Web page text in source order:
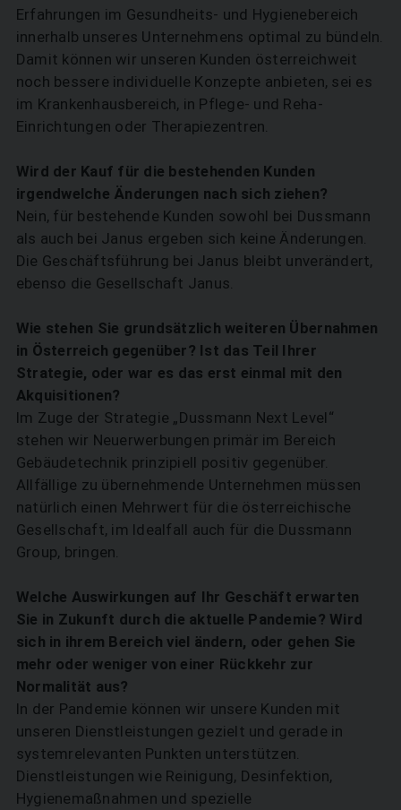
Erfahrungen im Gesundheits- und Hygienebereich
innerhalb unseres Unternehmens optimal zu bündeln.
Damit können wir unseren Kunden österreichweit
noch bessere individuelle Konzepte anbieten, sei es
im Krankenhausbereich, in Pflege- und Reha-
Einrichtungen oder Therapiezentren.
Wird der Kauf für die bestehenden Kunden
irgendwelche Änderungen nach sich ziehen?
Nein, für bestehende Kunden sowohl bei Dussmann
als auch bei Janus ergeben sich keine Änderungen.
Die Geschäftsführung bei Janus bleibt unverändert,
ebenso die Gesellschaft Janus.
Wie stehen Sie grundsätzlich weiteren Übernahmen
in Österreich gegenüber? Ist das Teil Ihrer
Strategie, oder war es das erst einmal mit den
Akquisitionen?
Im Zuge der Strategie „Dussmann Next Level“
stehen wir Neuerwerbungen primär im Bereich
Gebäudetechnik prinzipiell positiv gegenüber.
Allfällige zu übernehmende Unternehmen müssen
natürlich einen Mehrwert für die österreichische
Gesellschaft, im Idealfall auch für die Dussmann
Group, bringen.
Welche Auswirkungen auf Ihr Geschäft erwarten
Sie in Zukunft durch die aktuelle Pandemie? Wird
sich in ihrem Bereich viel ändern, oder gehen Sie
mehr oder weniger von einer Rückkehr zur
Normalität aus?
In der Pandemie können wir unsere Kunden mit
unseren Dienstleistungen gezielt und gerade in
systemrelevanten Punkten unterstützen.
Dienstleistungen wie Reinigung, Desinfektion,
Hygienemaßnahmen und spezielle
SUCHEN